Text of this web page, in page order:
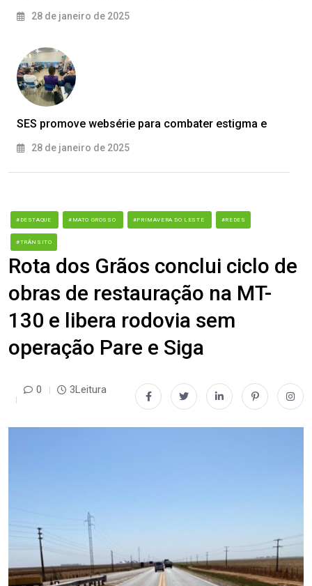
28 de janeiro de 2025
SES promove websérie para combater estigma e
28 de janeiro de 2025
#DESTAQUE #MATO GROSSO #PRIMAVERA DO LESTE #REDES
#TRÂNSITO
Rota dos Grãos conclui ciclo de
obras de restauração na MT-
130 e libera rodovia sem
operação Pare e Siga
0 3Leitura